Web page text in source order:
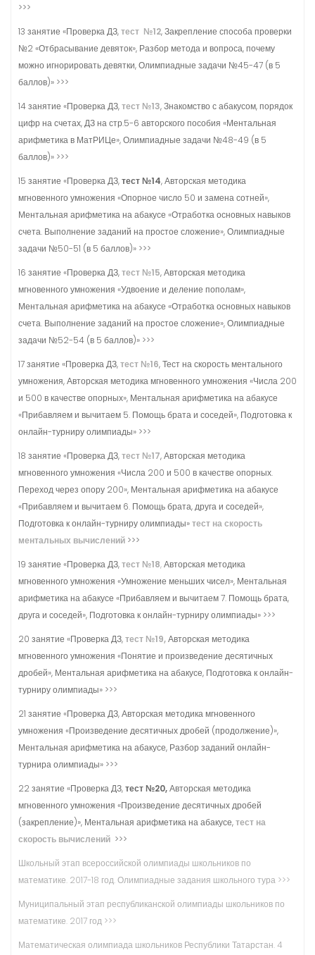
>>>
13 занятие «Проверка ДЗ,тест №12, Закрепление способа проверки
№2 «Отбрасывание девяток», Разбор метода и вопроса, почему
можно игнорировать девятки, Олимпиадные задачи №45-47 (в 5
баллов)» >>>
14 занятие «Проверка ДЗ,тест №13, Знакомство с абакусом, порядок
цифр на счетах, ДЗ на стр.5-6 авторского пособия «Ментальная
арифметика в МатРИЦе», Олимпиадные задачи №48-49 (в 5
баллов)» >>>
15 занятие «Проверка ДЗ,тест №14, Авторская методика
мгновенного умножения «Опорное число 50 и замена сотней»,
Ментальная арифметика на абакусе «Отработка основных навыков
счета. Выполнение заданий на простое сложение», Олимпиадные
задачи №50-51 (в 5 баллов)» >>>
16 занятие «Проверка ДЗ,тест №15, Авторская методика
мгновенного умножения «Удвоение и деление пополам»,
Ментальная арифметика на абакусе «Отработка основных навыков
счета. Выполнение заданий на простое сложение», Олимпиадные
задачи №52-54 (в 5 баллов)» >>>
17 занятие «Проверка ДЗ,тест №16, Тест на скорость ментального
умножения, Авторская методика мгновенного умножения «Числа 200
и 500 в качестве опорных», Ментальная арифметика на абакусе
«Прибавляем и вычитаем 5. Помощь брата и соседей», Подготовка к
онлайн-турниру олимпиады» >>>
18 занятие «Проверка ДЗ,тест №17, Авторская методика
мгновенного умножения «Числа 200 и 500 в качестве опорных.
Переход через опору 200», Ментальная арифметика на абакусе
«Прибавляем и вычитаем 6. Помощь брата, друга и соседей»,
Подготовка к онлайн-турниру олимпиады»тест на скорость
ментальных вычислений >>>
19 занятие «Проверка ДЗ,тест №18,Авторская методика
мгновенного умножения «Умножение меньших чисел», Ментальная
арифметика на абакусе «Прибавляем и вычитаем 7. Помощь брата,
друга и соседей», Подготовка к онлайн-турниру олимпиады» >>>
20 занятие «Проверка ДЗ,тест №19,Авторская методика
мгновенного умножения «Понятие и произведение десятичных
дробей», Ментальная арифметика на абакусе, Подготовка к онлайн-
турниру олимпиады» >>>
21 занятие «Проверка ДЗ, Авторская методика мгновенного
умножения «Произведение десятичных дробей (продолжение)»,
Ментальная арифметика на абакусе, Разбор заданий онлайн-
турнира олимпиады» >>>
22 занятие «Проверка ДЗ,тест №20,Авторская методика
мгновенного умножения «Произведение десятичных дробей
(закрепление)», Ментальная арифметика на абакусе,тест на
скорость вычислений >>>
Школьный этап всероссийской олимпиады школьников по
математике. 2017-18 год. Олимпиадные задания школьного тура >>>
Муниципальный этап республиканской олимпиады школьников по
математике. 2017 год >>>
Математическая олимпиада школьников Республики Татарстан. 4